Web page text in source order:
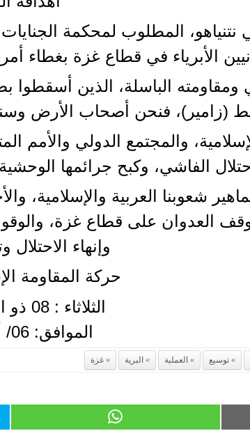
نتنياهو، المطلوب لمحكمة
الأبرياء في قطاع غزة بغطاء
ومقاومته الباسلة، الذين أسقطوا
(زامير)، فنحن أصحاب الأرض
والمجتمع الدولي
الفاشي، وكبح جرائمها
شعوبنا العربية والإسلامية،
العدوان على قطاع غزة،
وإنهاء الاحتلال
حركة المقاومة
الثلاثاء : 08 ذو القعدة 1446هـ
الموافق: 06/ أيار 2025م
توسيع العملية البرية غزة